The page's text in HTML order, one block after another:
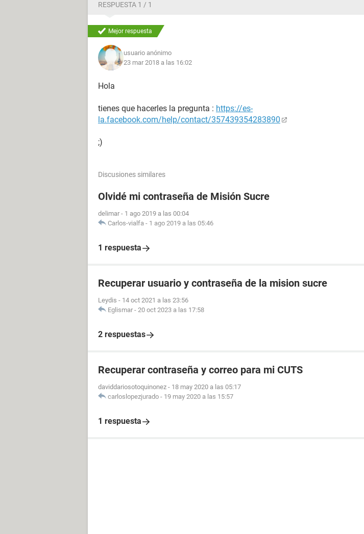
RESPUESTA 1 / 1
Mejor respuesta
usuario anónimo
23 mar 2018 a las 16:02
Hola
tienes que hacerles la pregunta : https://es-
la.facebook.com/help/contact/357439354283890
;)
Discusiones similares
Olvidé mi contraseña de Misión Sucre
delimar - 1 ago 2019 a las 00:04
Carlos-vialfa - 1 ago 2019 a las 05:46
1 respuesta
Recuperar usuario y contraseña de la mision sucre
Leydis - 14 oct 2021 a las 23:56
Eglismar - 20 oct 2023 a las 17:58
2 respuestas
Recuperar contraseña y correo para mi CUTS
daviddariosotoquinonez - 18 may 2020 a las 05:17
carloslopezjurado - 19 may 2020 a las 15:57
1 respuesta